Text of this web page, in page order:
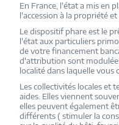
En France, l'état a mis en
l'accession à la propriété
Le dispositif phare est le
l'état aux particuliers
de votre financement
d'attribution sont
localité dans laquelle vous
Les collectivités locales et
aides. Elles viennent
elles peuvent également
différents ( stimuler la